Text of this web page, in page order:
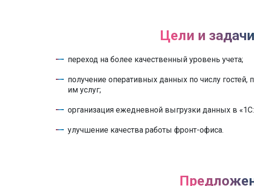
Цели и
переход на более качественный уровень учета;
получение оперативных данных по числу
им услуг;
организация ежедневной выгрузки данных в «1С:
улучшение качества работы фронт-офиса.